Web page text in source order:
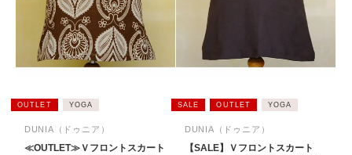
OUTLET YOGA
DUNIA（ドゥニア）
≪OUTLET≫Ｖフロントスカート
SALE OUTLET YOGA
DUNIA（ドゥニア）
【SALE】Ｖフロントスカート